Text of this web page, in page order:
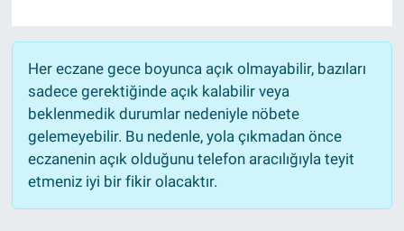
Her eczane gece boyunca açık olmayabilir, bazıları
sadece gerektiğinde açık kalabilir veya
beklenmedik durumlar nedeniyle nöbete
gelemeyebilir. Bu nedenle, yola çıkmadan önce
eczanenin açık olduğunu telefon aracılığıyla teyit
etmeniz iyi bir fikir olacaktır.
Ekonomi
Dünya
Teknoloji